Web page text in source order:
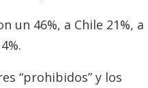
un 46%, a Chile 21%, a
“prohibidos” y los